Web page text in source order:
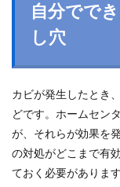
自分でで
し穴
カビが発生したとき
どです。ホームセン
が、それらが効果を
の対処がどこまで有
ておく必要があります